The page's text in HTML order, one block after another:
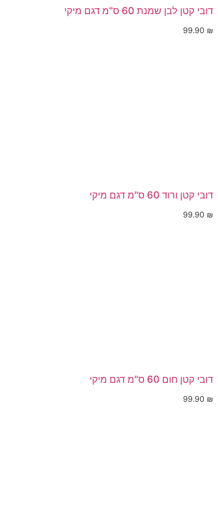
דובי קטן לבן שמנת 60 ס"מ דגם מיקי
₪
דובי קטן ורוד 60 ס"מ דגם מיקי
₪
דובי קטן חום 60 ס"מ דגם מיקי
₪